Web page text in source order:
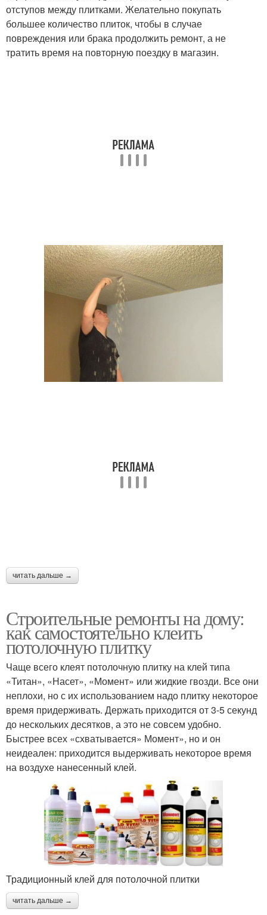
отступов между плитками. Желательно покупать
большее количество плиток, чтобы в случае
повреждения или брака продолжить ремонт, а не
тратить время на повторную поездку в магазин.
читать дальше →
Строительные ремонты на дому:
как самостоятельно клеить
потолочную плитку
Чаще всего клеят потолочную плитку на клей типа
«Титан», «Насет», «Момент» или жидкие гвозди. Все они
неплохи, но с их использованием надо плитку некоторое
время придерживать. Держать приходится от 3-5 секунд
до нескольких десятков, а это не совсем удобно.
Быстрее всех «схватывается» Момент», но и он
неидеален: приходится выдерживать некоторое время
на воздухе нанесенный клей.
Традиционный клей для потолочной плитки
читать дальше →